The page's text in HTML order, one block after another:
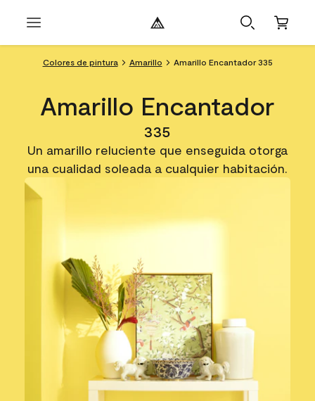
Colores de pintura Amarillo Amarillo Encantador 335
Amarillo Encantador
335
Un amarillo reluciente que enseguida otorga
una cualidad soleada a cualquier habitación.